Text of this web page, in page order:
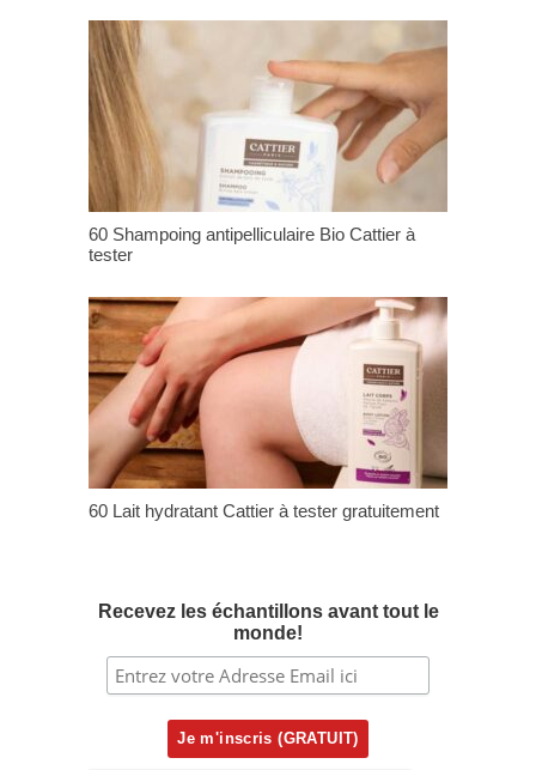
60 Shampoing antipelliculaire Bio Cattier à
tester
60 Lait hydratant Cattier à tester gratuitement
Recevez les échantillons avant tout le
monde!